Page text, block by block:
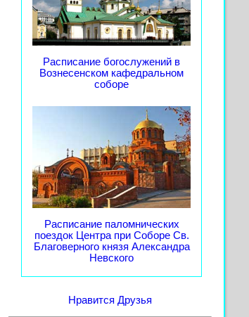
Расписание богослужений в
Вознесенском кафедральном
соборе
Расписание паломнических
поездок Центра при Соборе Св.
Благоверного князя Александра
Невского
Нравится Друзья